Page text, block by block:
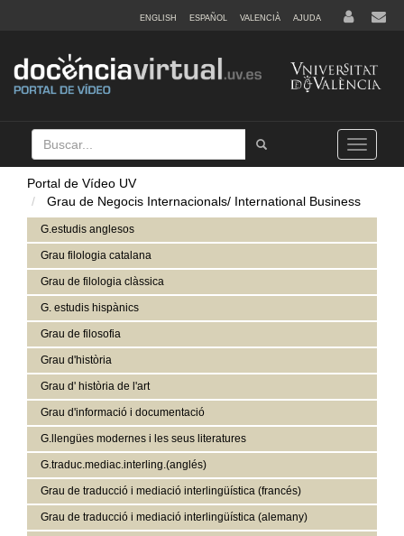
ENGLISH ESPAÑOL VALENCIÀ AJUDA
Buscar
Tramet
Toggle
navigation
Portal de Vídeo UV
Grau de Negocis Internacionals/ International Business
G.estudis anglesos
Grau filologia catalana
Grau de filologia clàssica
G. estudis hispànics
Grau de filosofia
Grau d'història
Grau d' història de l'art
Grau d'informació i documentació
G.llengües modernes i les seus literatures
G.traduc.mediac.interling.(anglés)
Grau de traducció i mediació interlingüística (francés)
Grau de traducció i mediació interlingüística (alemany)